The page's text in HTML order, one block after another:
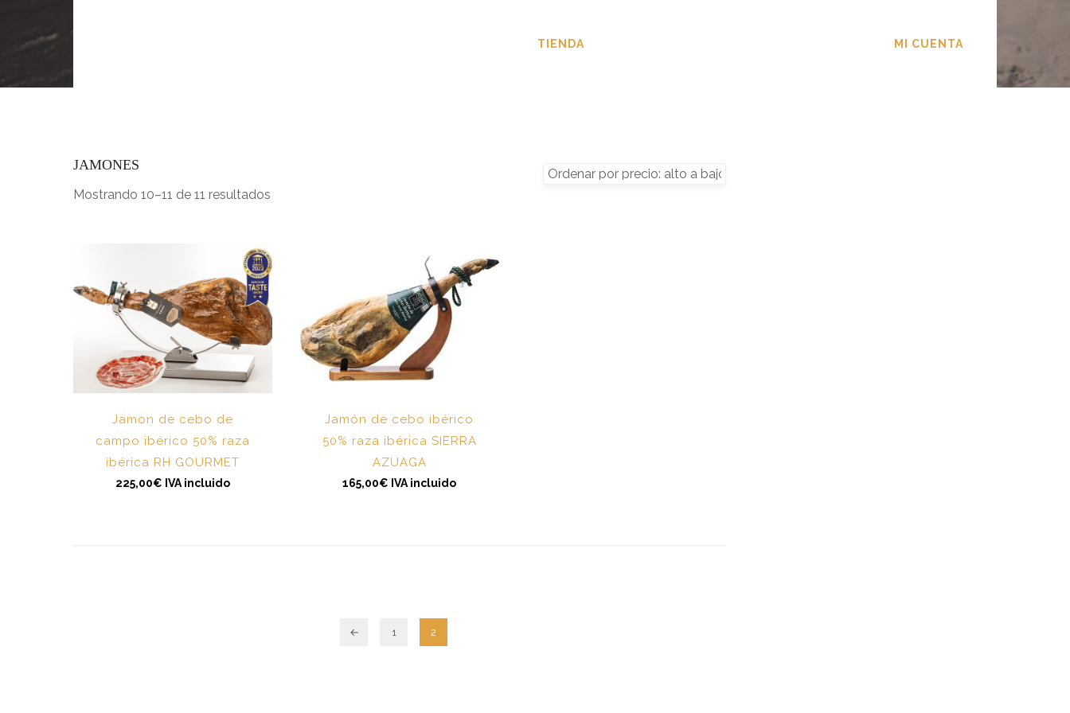
MI CUENTA
TIENDA
JAMONES
Mostrando 10–11 de 11 resultados
Jamon de cebo de
campo ibérico 50% raza
ibérica RH GOURMET
225,00€ IVA incluido
Jamón de cebo ibérico
50% raza ibérica SIERRA
AZUAGA
165,00€ IVA incluido
← 1 2